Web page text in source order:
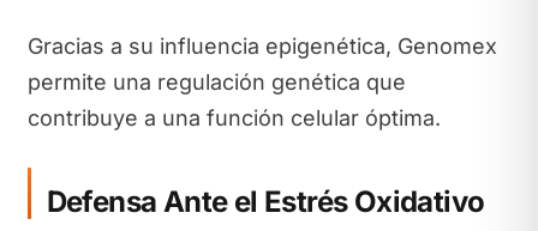
Gracias a su influencia epigenética, Genomex
permite una regulación genética que
contribuye a una función celular óptima.
Defensa Ante el Estrés Oxidativo